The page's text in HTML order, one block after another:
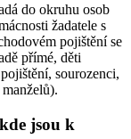
do okruhu osob
žadatele s
pojištění se
přímé, děti
sourozenci,
jsou k